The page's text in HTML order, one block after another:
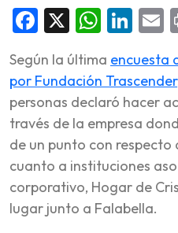
Facebook
X
Según la última encuesta
por Fundación Trascender
personas declaró hacer
través de la empresa
de un punto con respecto
cuanto a instituciones
corporativo, Hogar de
lugar junto a Falabella.